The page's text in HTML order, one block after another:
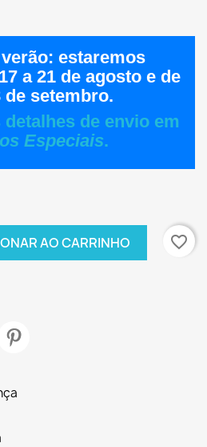
estaremos
17 a 21 de agosto e de
de setembro.
de envio em
Especiais.
AO CARRINHO favorite_border